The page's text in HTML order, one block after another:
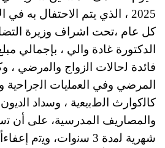
2025 ، الذي يتم الاحتفال به
كل عام ،تحت اشراف وزيرة
فائدة ﻟﺣﺎﻻت اﻟزواج واﻟﻣرضي ،
المرضي وفي اﻟﻌﻣﻠﯾﺎت اﻟﺟراﺣﯾﺔ
ﻛﺎﻟﻛوارث اﻟطﺑﯾﻌﯾﺔ ، وﺳداد اﻟدﯾون
والمصاريف المدرسية، على أن
ﺷﻬرﯾﺔ ﻟﻣدة 3 ﺳﻧوات،